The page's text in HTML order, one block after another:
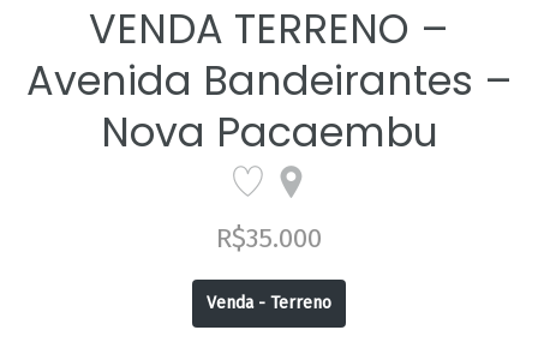
VENDA TERRENO –
Avenida Bandeirantes –
Nova Pacaembu
R$35.000
Venda - Terreno